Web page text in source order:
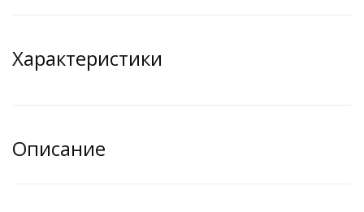
Характеристики
Описание